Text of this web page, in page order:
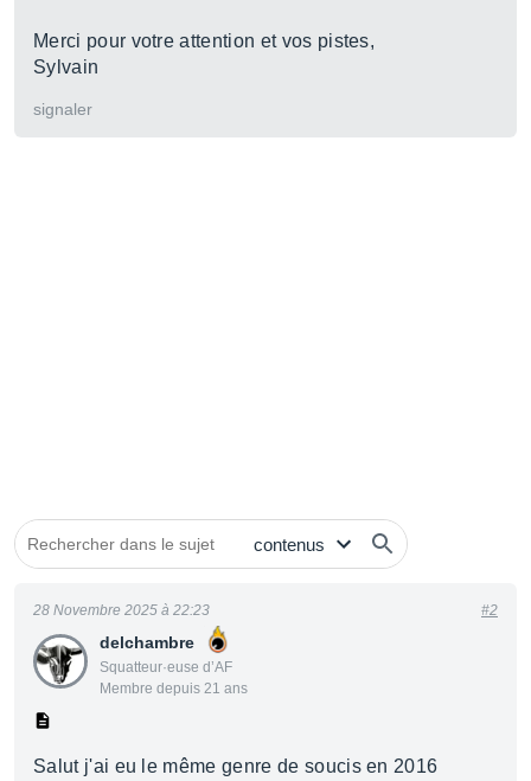
Merci pour votre attention et vos pistes,
Sylvain
signaler
delchambre
Squatteur·euse d’AF
Membre depuis 21 ans
28 Novembre 2025 à 22:23 #2
Salut j'ai eu le même genre de soucis en 2016